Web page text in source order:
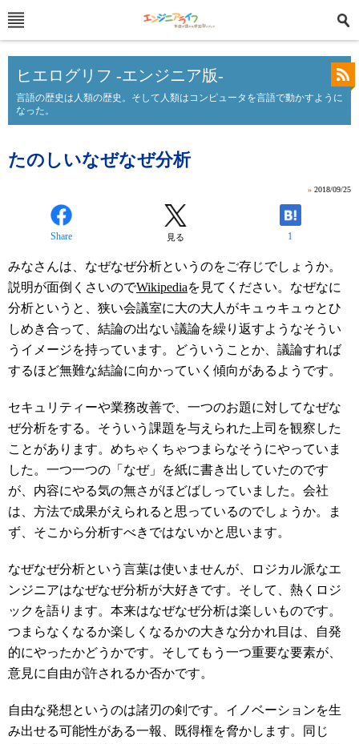
ヒエログリフ -エンジニア版-
言語の歴史は人類の歴史。そして人類はコンピュータを言語で動かすように
なった。
たのしいなぜなぜ分析
» 2018/09/25
Share 見る 1
みなさんは、なぜなぜ分析というのをご存じでしょうか。
説明が面倒くさいのでWikipediaを見てください。なぜなに
分析というと、狭い会議室に大の大人がキュゥキュゥとひ
しめき合って、結論の出ない議論を繰り返すようなそうい
うイメージを持っています。どういうことか、議論すれば
するほど無難な結論に向かっていく傾向があるようです。
セキュリティーや業務改善で、一つのお題に対してなぜな
ぜ分析をする。そういう課題を与えられた上司を観察した
ことがあります。めちゃくちゃつまらなそうにやっていま
した。一つ一つの「なぜ」を紙に書き出していたのです
が、内容にやる気の無さがほどばしっていました。会社
は、方法で成果がえられると思っているのでしょうか。ま
ず、そこから分析すべきではないかと思います。
なぜなぜ分析という言葉は使いませんが、ロジカル派なエ
ンジニアはなぜなぜ分析が大好きです。そして、熱くロジ
ックを語ります。本来はなぜなぜ分析は楽しいものです。
つまらなくなるか楽しくなるかの大きな分かれ目は、自発
的にやったかどうかです。そしてもう一つ重要な要素が、
意見に自由が許されるか否かです。
自由な発想というのは諸刃の剣です。イノベーションを生
み出せる可能性がある一報、既得権を脅かします。同じ